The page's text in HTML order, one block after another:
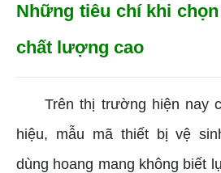
Những tiêu chí khi
chất lượng cao
Trên thị trường hiện nay
hiệu, mẫu mã thiết bị vệ
dùng hoang mang không biết